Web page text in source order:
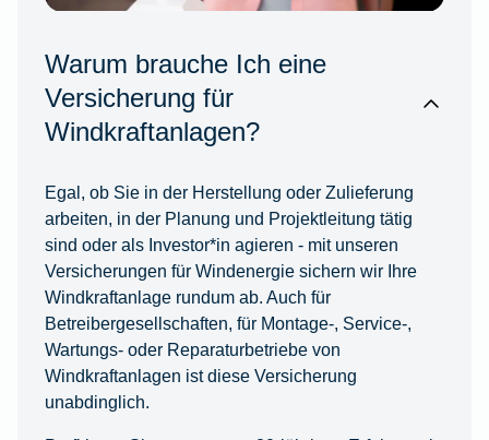
Warum brauche Ich eine
Versicherung für
Windkraftanlagen?
Egal, ob Sie in der Herstellung oder Zulieferung
arbeiten, in der Planung und Projektleitung tätig
sind oder als Investor*in agieren - mit unseren
Versicherungen für Windenergie sichern wir Ihre
Windkraftanlage rundum ab. Auch für
Betreibergesellschaften, für Montage-, Service-,
Wartungs- oder Reparaturbetriebe von
Windkraftanlagen ist diese Versicherung
unabdinglich.